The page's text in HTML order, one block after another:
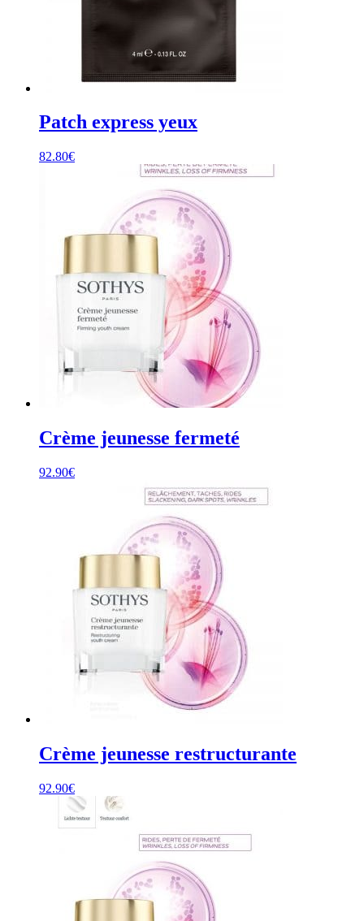
Patch express yeux
82.80€
Crème jeunesse fermeté
92.90€
Crème jeunesse restructurante
92.90€